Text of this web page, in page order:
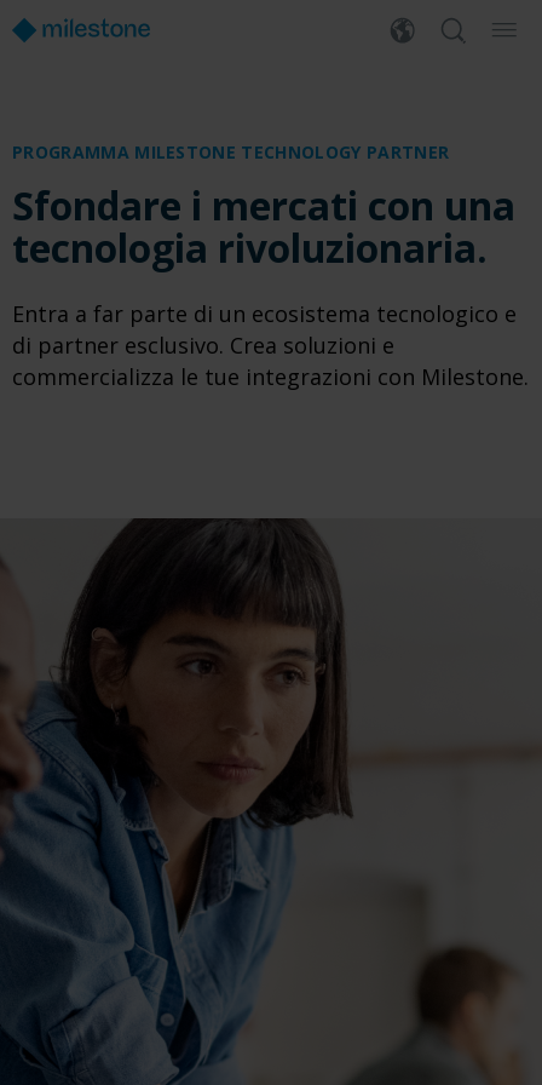
PROGRAMMA MILESTONE TECHNOLOGY PARTNER
Sfondare i mercati con una
tecnologia rivoluzionaria.
Entra a far parte di un ecosistema tecnologico e
di partner esclusivo. Crea soluzioni e
commercializza le tue integrazioni con Milestone.